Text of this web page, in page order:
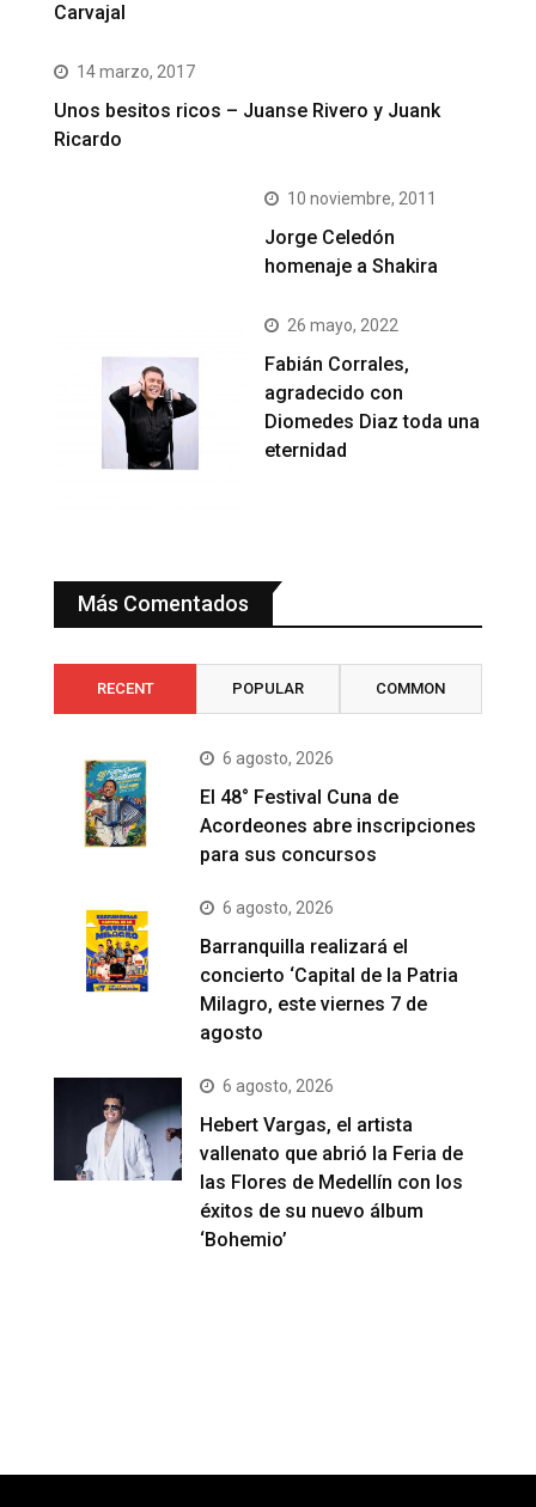
Carvajal
14 marzo, 2017
Unos besitos ricos – Juanse Rivero y Juank
Ricardo
10 noviembre, 2011
Jorge Celedón
homenaje a Shakira
26 mayo, 2022
Fabián Corrales,
agradecido con
Diomedes Diaz toda una
eternidad
Más Comentados
RECENT POPULAR COMMON
6 agosto, 2026
El 48° Festival Cuna de
Acordeones abre inscripciones
para sus concursos
6 agosto, 2026
Barranquilla realizará el
concierto ‘Capital de la Patria
Milagro, este viernes 7 de
agosto
6 agosto, 2026
Hebert Vargas, el artista
vallenato que abrió la Feria de
las Flores de Medellín con los
éxitos de su nuevo álbum
‘Bohemio’